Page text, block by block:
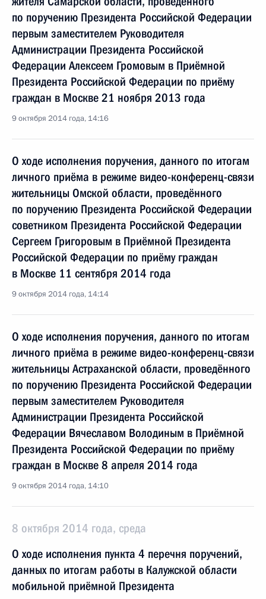
по поручению Президента Российской Федерации
первым заместителем Руководителя
Администрации Президента Российской
Федерации Алексеем Громовым в Приёмной
Президента Российской Федерации по приёму
граждан в Москве 21 ноября 2013 года
9 октября 2014 года, 14:16
О ходе исполнения поручения, данного по итогам
личного приёма в режиме видео-конференц-связи
жительницы Омской области, проведённого
по поручению Президента Российской Федерации
советником Президента Российской Федерации
Сергеем Григоровым в Приёмной Президента
Российской Федерации по приёму граждан
в Москве 11 сентября 2014 года
9 октября 2014 года, 14:14
О ходе исполнения поручения, данного по итогам
личного приёма в режиме видео-конференц-связи
жительницы Астраханской области, проведённого
по поручению Президента Российской Федерации
первым заместителем Руководителя
Администрации Президента Российской
Федерации Вячеславом Володиным в Приёмной
Президента Российской Федерации по приёму
граждан в Москве 8 апреля 2014 года
9 октября 2014 года, 14:10
8 октября 2014 года, среда
О ходе исполнения пункта 4 перечня поручений,
данных по итогам работы в Калужской области
мобильной приёмной Президента